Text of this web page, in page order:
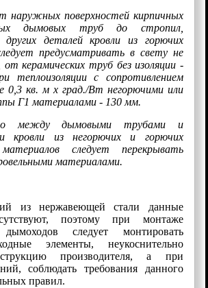
наружных поверхностей кирпичных
дымовых труб до стропил,
деталей кровли из горючих
предусматривать в свету не
керамических труб без изоляции -
теплоизоляции с сопротивлением
0,3 кв. м х град./Вт негорючими или
Г1 материалами - 130 мм.
между дымовыми трубами и
кровли из негорючих и горючих
следует перекрывать
материалами.
из нержавеющей стали данные
поэтому при монтаже
следует монтировать
элементы, неукоснительно
производителя, а при
соблюдать требования данного
правил.